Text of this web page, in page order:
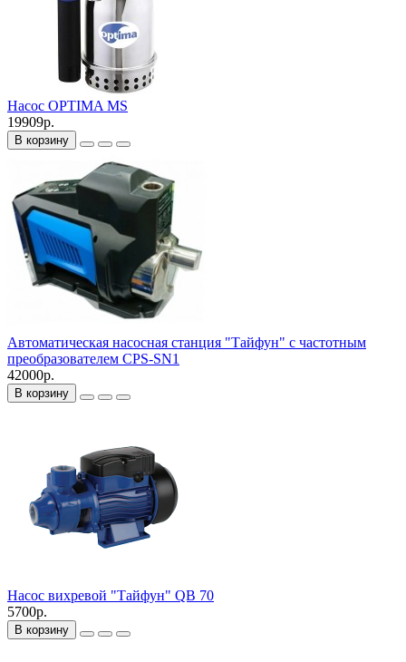
Насос OPTIMA MS
19909р.
В корзину
Автоматическая насосная станция "Тайфун" с частотным
преобразователем CPS-SN1
42000р.
В корзину
Насос вихревой "Тайфун" QB 70
5700р.
В корзину